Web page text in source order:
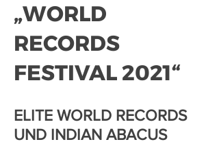
„WORLD
RECORDS
FESTIVAL 2021“
ELITE WORLD RECORDS
UND INDIAN ABACUS